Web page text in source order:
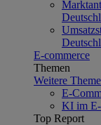
E-commerce
Themen
Weitere
E-
KI im E-
Top Report